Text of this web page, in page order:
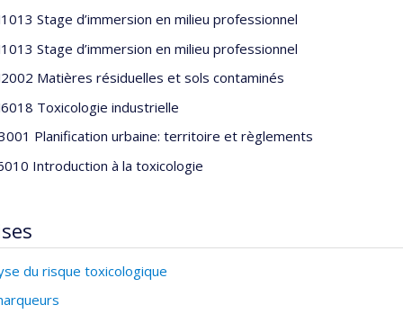
Stage d’immersion en milieu professionnel
Stage d’immersion en milieu professionnel
Matières résiduelles et sols contaminés
Toxicologie industrielle
Planification urbaine: territoire et règlements
Introduction à la toxicologie
du risque toxicologique